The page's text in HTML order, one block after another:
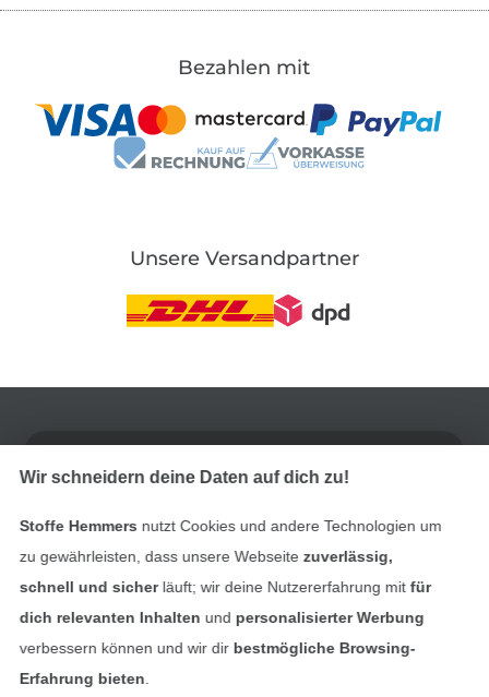
Bezahlen mit
Unsere Versandpartner
Datenschutz
Widerrufsrecht
Wir schneidern deine Daten auf dich zu!
Stoffe Hemmers nutzt Cookies und andere Technologien um
zu gewährleisten, dass unsere Webseite zuverlässig,
schnell und sicherläuft; wir deine Nutzererfahrung mitfür
dich relevanten Inhalten und personalisierter Werbung
verbessern können und wir dir bestmögliche Browsing-
Erfahrung bieten